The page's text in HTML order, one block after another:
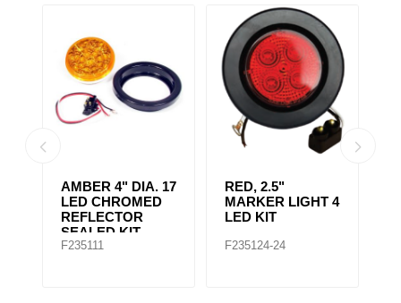
AMBER CLEAR,
4IN DIA. 10 LED
SEALED
F235167
4" RED 10 LED
LIGHT
F235148